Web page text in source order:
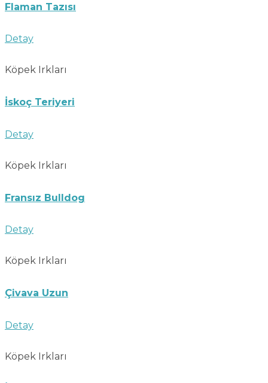
Flaman Tazısı
Detay
Köpek Irkları
İskoç Teriyeri
Detay
Köpek Irkları
Fransız Bulldog
Detay
Köpek Irkları
Çivava Uzun
Detay
Köpek Irkları